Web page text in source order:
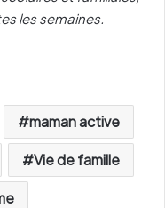
les semaines.
maman active
Vie de famille